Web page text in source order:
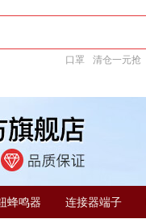
口罩 清仓一元抢
蜂鸣器 连接器端子